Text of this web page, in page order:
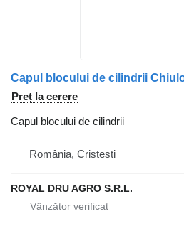
Preț la cerere
Capul blocului de cilindrii
România, Cristesti
ROYAL DRU AGRO S.R.L.